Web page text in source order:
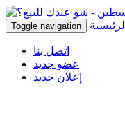
Toggle navigation الرئيسية
اتصل بنا
عضو جديد
إعلان جديد